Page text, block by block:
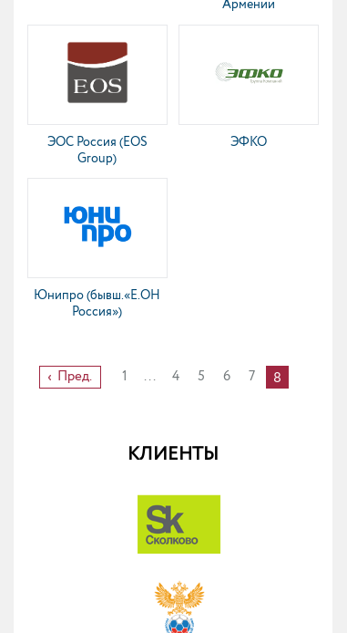
Армении
ЭОС Россия (EOS
Group)
ЭФКО
Юнипро (бывш.«Е.ОН
Россия»)
Пред. 1 ... 4 5 6 7 8
КЛИЕНТЫ